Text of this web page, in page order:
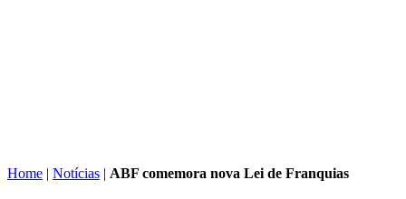
Home | Notícias | ABF comemora nova Lei de Franquias